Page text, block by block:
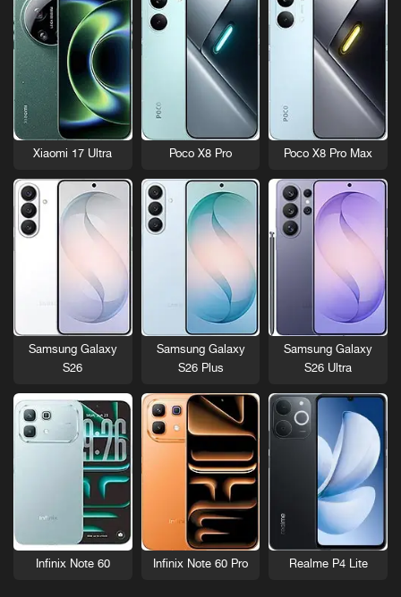
Poco X8 Pro Max
Poco X8 Pro
Xiaomi 17 Ultra
Samsung Galaxy
S26 Ultra
Samsung Galaxy
S26 Plus
Samsung Galaxy
S26
Realme P4 Lite
Infinix Note 60 Pro
Infinix Note 60